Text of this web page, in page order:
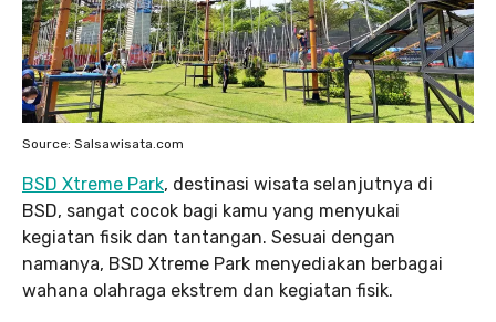
Source: Salsawisata.com
BSD Xtreme Park, destinasi wisata selanjutnya di
BSD, sangat cocok bagi kamu yang menyukai
kegiatan fisik dan tantangan. Sesuai dengan
namanya, BSD Xtreme Park menyediakan berbagai
wahana olahraga ekstrem dan kegiatan fisik.